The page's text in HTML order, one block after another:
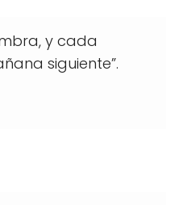
y cada
siguiente”.